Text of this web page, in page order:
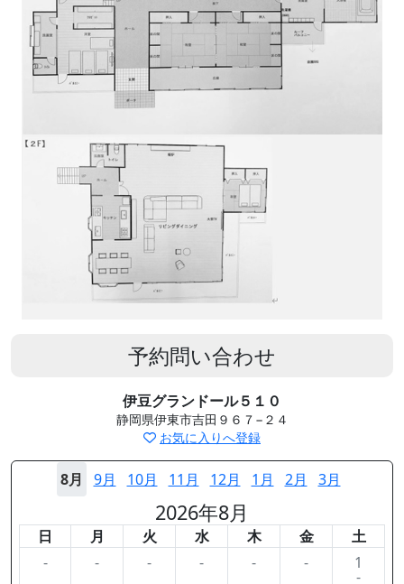
予約問い合わせ
伊豆グランドール５１０
静岡県伊東市吉田９６７−２４
お気に入りへ登録
8月 9月 10月 11月 12月 1月 2月 3月
2026年8月
日 月 火 水 木 金
土
-
- - - - - 1
-